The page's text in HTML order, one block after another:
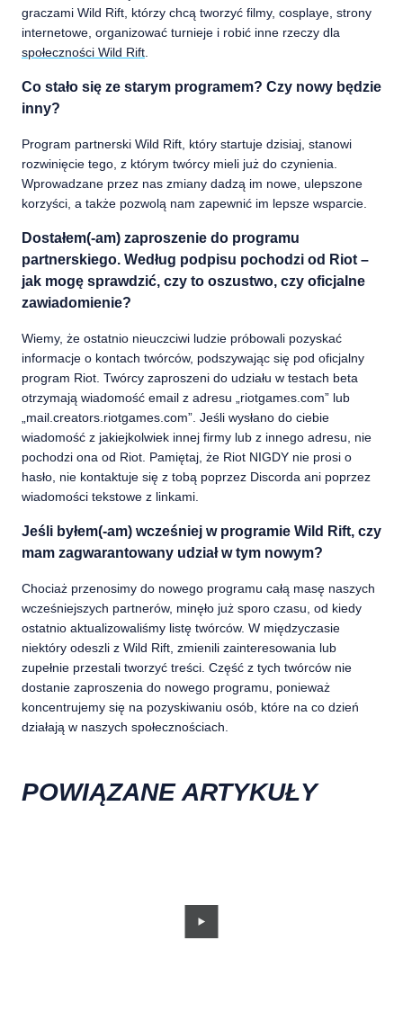
graczami Wild Rift, którzy chcą tworzyć filmy, cosplaye, strony
internetowe, organizować turnieje i robić inne rzeczy dla
społeczności Wild Rift
Co stało się ze starym programem? Czy nowy będzie
inny?
Program partnerski Wild Rift, który startuje dzisiaj, stanowi
rozwinięcie tego, z którym twórcy mieli już do czynienia.
Wprowadzane przez nas zmiany dadzą im nowe, ulepszone
korzyści, a także pozwolą nam zapewnić im lepsze wsparcie.
Dostałem(-am) zaproszenie do programu
partnerskiego. Według podpisu pochodzi od Riot –
jak mogę sprawdzić, czy to oszustwo, czy oficjalne
zawiadomienie?
Wiemy, że ostatnio nieuczciwi ludzie próbowali pozyskać
informacje o kontach twórców, podszywając się pod oficjalny
program Riot. Twórcy zaproszeni do udziału w testach beta
otrzymają wiadomość email z adresu „riotgames.com” lub
„mail.creators.riotgames.com”. Jeśli wysłano do ciebie
wiadomość z jakiejkolwiek innej firmy lub z innego adresu, nie
pochodzi ona od Riot. Pamiętaj, że Riot NIGDY nie prosi o
hasło, nie kontaktuje się z tobą poprzez Discorda ani poprzez
wiadomości tekstowe z linkami.
Jeśli byłem(-am) wcześniej w programie Wild Rift, czy
mam zagwarantowany udział w tym nowym?
Chociaż przenosimy do nowego programu całą masę naszych
wcześniejszych partnerów, minęło już sporo czasu, od kiedy
ostatnio aktualizowaliśmy listę twórców. W międzyczasie
niektóry odeszli z Wild Rift, zmienili zainteresowania lub
zupełnie przestali tworzyć treści. Część z tych twórców nie
dostanie zaproszenia do nowego programu, ponieważ
koncentrujemy się na pozyskiwaniu osób, które na co dzień
działają w naszych społecznościach.
POWIĄZANE ARTYKUŁY